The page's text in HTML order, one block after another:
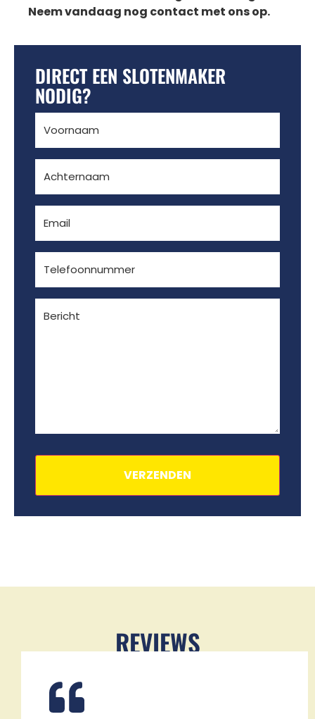
Neem vandaag nog contact met ons op.
DIRECT EEN SLOTENMAKER
NODIG?
(Vereist)
(Vereist)
mailadres
(Vereist)
REVIEWS